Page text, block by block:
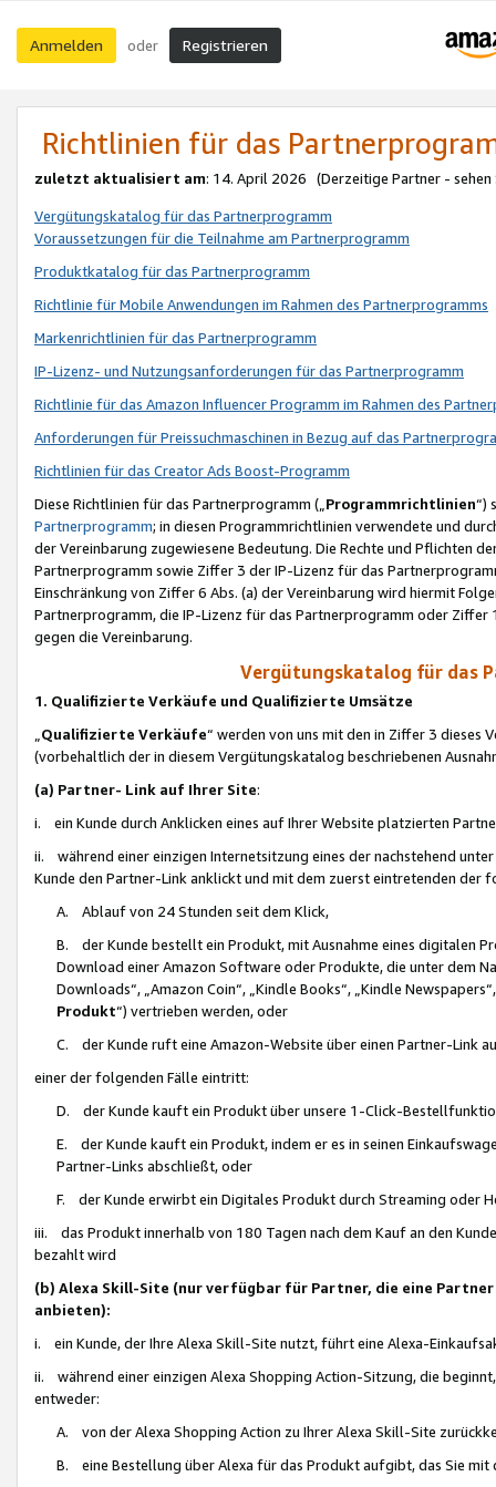
Anmelden oder Registrieren
Richtlinien für das
zuletzt aktualisiert am: 14. April 2026 (Derzeitige Partner - sehen
Vergütungskatalog für das Partnerprogramm
Voraussetzungen für die Teilnahme am Partnerprogramm
Produktkatalog für das Partnerprogramm
Richtlinie für Mobile Anwendungen im Rahmen des Partnerprogramms
Markenrichtlinien für das Partnerprogramm
IP-Lizenz- und Nutzungsanforderungen für das Partnerprogramm
Richtlinie für das Amazon Influencer Programm im Rahmen des
Anforderungen für Preissuchmaschinen in Bezug auf das
Richtlinien für das Creator Ads Boost-Programm
Diese Richtlinien für das Partnerprogramm („Programmrichtlinien“)
Partnerprogramm; in diesen Programmrichtlinien verwendete und
der Vereinbarung zugewiesene Bedeutung. Die Rechte und Pflichten
Partnerprogramm sowie Ziffer 3 der IP-Lizenz für das
Einschränkung von Ziffer 6 Abs. (a) der Vereinbarung wird hiermit
Partnerprogramm, die IP-Lizenz für das Partnerprogramm oder
gegen die Vereinbarung.
Vergütungskatalog für das
1. Qualifizierte Verkäufe und Qualifizierte Umsätze
Qualifizierte Verkäufe“ werden von uns mit den in Ziffer 3
(vorbehaltlich der in diesem Vergütungskatalog beschriebenen
(a) Partner- Link auf Ihrer Site:
i. ein Kunde durch Anklicken eines auf Ihrer Website platzierten
ii. während einer einzigen Internetsitzung eines der nachstehend
Kunde den Partner-Link anklickt und mit dem zuerst eintretenden der
A. Ablauf von 24 Stunden seit dem Klick,
B. der Kunde bestellt ein Produkt, mit Ausnahme eines digitalen
Download einer Amazon Software oder Produkte, die unter dem
Downloads“, „Amazon Coin“, „Kindle Books“, „Kindle
Produkt“) vertrieben werden, oder
C. der Kunde ruft eine Amazon-Website über einen Partner-Link
einer der folgenden Fälle eintritt:
D. der Kunde kauft ein Produkt über unsere 1-Click-
E. der Kunde kauft ein Produkt, indem er es in seinen
Partner-Links abschließt, oder
F. der Kunde erwirbt ein Digitales Produkt durch Streaming oder
iii. das Produkt innerhalb von 180 Tagen nach dem Kauf an den
bezahlt wird
(b) Alexa Skill-Site (nur verfügbar für Partner, die eine
anbieten):
i. ein Kunde, der Ihre Alexa Skill-Site nutzt, führt eine Alexa-
ii. während einer einzigen Alexa Shopping Action-Sitzung, die
entweder:
A. von der Alexa Shopping Action zu Ihrer Alexa Skill-Site
B. eine Bestellung über Alexa für das Produkt aufgibt, das Sie mit